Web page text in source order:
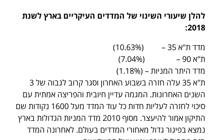
להלן שיעורי השינוי של המדדים העיקריים בארץ לשנת
2018
:
מדד ת"א 35 – (10.63%)
ת"א 90 – (7.04%)
מדד היתר המניות – (1.18%)
ת"א 35 עלה חזרה בשבוע האחרון וסגר קרוב לגבוה של 3
השנים האחרונות. המגמה עדיין חיובית והפריצה אמתית עם
סיכוי לחזרה לעליות חדות כל עוד המדד מעל 1600 נקודות שם
התיקון אמור להיעצר. מסוף 2010 מדד המניות הגדולות בארץ
נמצא בפיגור גדול מאחורי המדדים בעולם. לאחרונה המדד